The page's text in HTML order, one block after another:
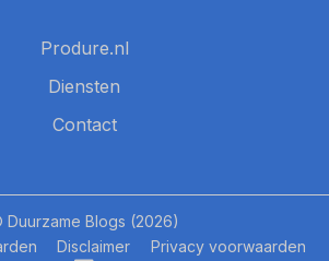
Produre.nl
Diensten
Contact
Duurzame Blogs (2026)
Disclaimer Privacy voorwaarden